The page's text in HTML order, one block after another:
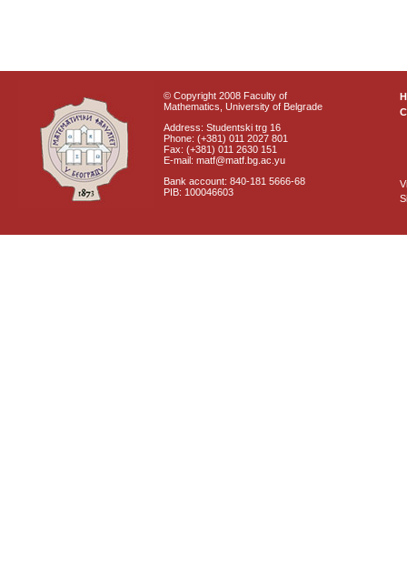
© Copyright 2008 Faculty of
Mathematics, University of Belgrade
Address: Studentski trg 16
Phone: (+381) 011 2027 801
Fax: (+381) 011 2630 151
E-mail: matf@matf.bg.ac.yu
Bank account: 840-181 5666-68
PIB: 100046603